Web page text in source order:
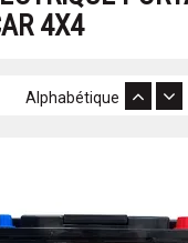
4X4
Alphabétique